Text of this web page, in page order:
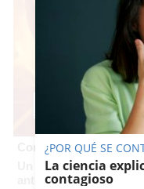
Corepunk MMORPG
Un verdadero
antes, pero mejor!
¿POR QUÉ SE
La ciencia
contagioso